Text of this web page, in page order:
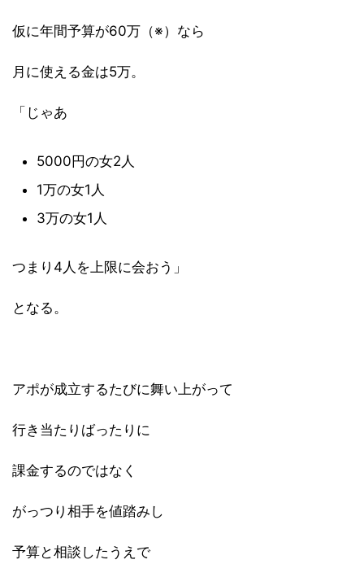
仮に年間予算が60万（※）なら
月に使える金は5万。
「じゃあ
5000円の女2人
1万の女1人
3万の女1人
つまり4人を上限に会おう」
となる。
アポが成立するたびに舞い上がって
行き当たりばったりに
課金するのではなく
がっつり相手を値踏みし
予算と相談したうえで